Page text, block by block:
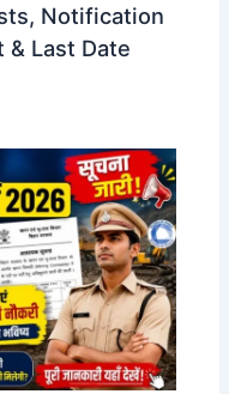
Notification
& Last Date